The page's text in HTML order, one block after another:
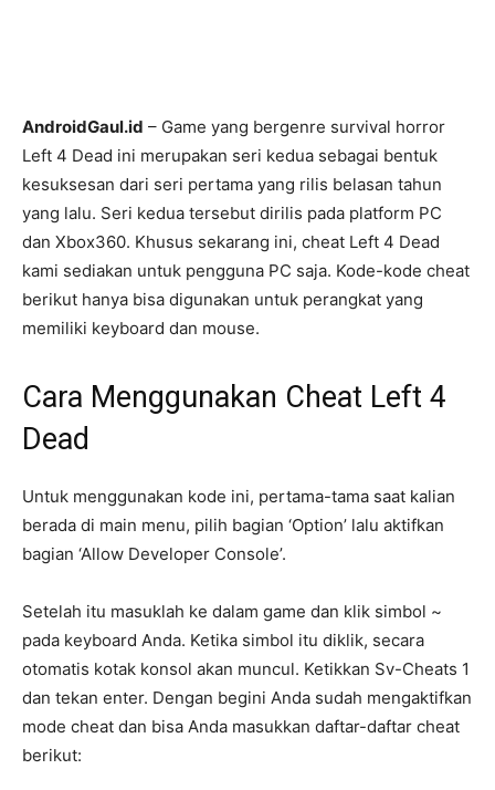
AndroidGaul.id – Game yang bergenre survival horror
Left 4 Dead ini merupakan seri kedua sebagai bentuk
kesuksesan dari seri pertama yang rilis belasan tahun
yang lalu. Seri kedua tersebut dirilis pada platform PC
dan Xbox360. Khusus sekarang ini, cheat Left 4 Dead
kami sediakan untuk pengguna PC saja. Kode-kode cheat
berikut hanya bisa digunakan untuk perangkat yang
memiliki keyboard dan mouse.
Cara Menggunakan Cheat Left 4
Dead
Untuk menggunakan kode ini, pertama-tama saat kalian
berada di main menu, pilih bagian ‘Option’ lalu aktifkan
bagian ‘Allow Developer Console’.
Setelah itu masuklah ke dalam game dan klik simbol ~
pada keyboard Anda. Ketika simbol itu diklik, secara
otomatis kotak konsol akan muncul. Ketikkan Sv-Cheats 1
dan tekan enter. Dengan begini Anda sudah mengaktifkan
mode cheat dan bisa Anda masukkan daftar-daftar cheat
berikut: